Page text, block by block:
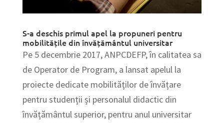
S-a deschis primul apel la propuneri pentru
mobilitățile din învățământul universitar
Pe 5 decembrie 2017, ANPCDEFP, în calitatea sa
de Operator de Program, a lansat apelul la
proiecte dedicate mobilităţilor de învățare
pentru studenții și personalul didactic din
învățământul superior, pentru anul universitar